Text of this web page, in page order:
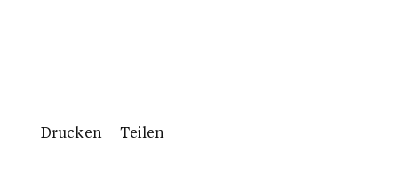
Drucken Teilen